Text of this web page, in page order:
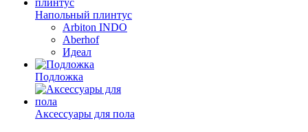
Напольный плинтус
Arbiton INDO
Aberhof
Идеал
Подложка
Аксессуары для пола